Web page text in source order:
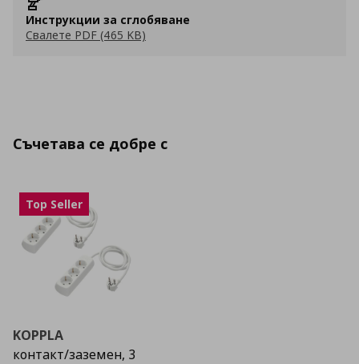
Инструкции за сглобяване
Свалете PDF (465 KB)
Съчетава се добре с
Top Seller
KOPPLA
контакт/заземен, 3